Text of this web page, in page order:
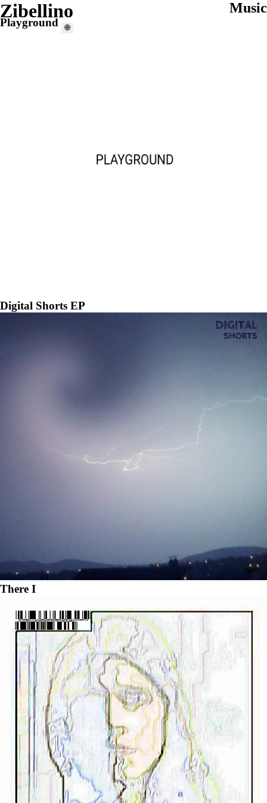
Zibellino
🌐
Music
Playground
Digital Shorts EP
There I